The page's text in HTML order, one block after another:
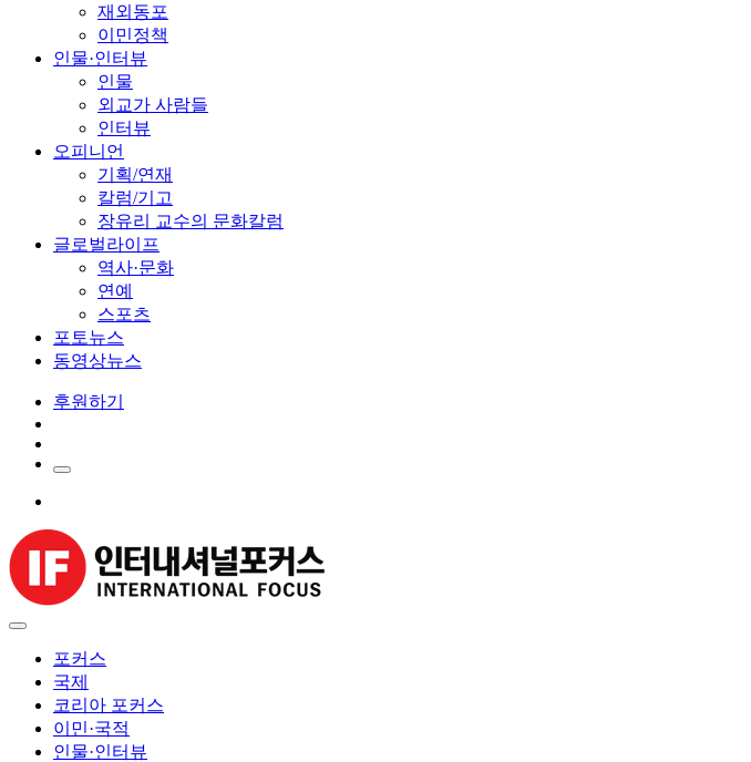
재외동포
이민정책
인물·인터뷰
인물
외교가 사람들
인터뷰
오피니언
기획/연재
칼럼/기고
장유리 교수의 문화칼럼
글로벌라이프
역사·문화
연예
스포츠
포토뉴스
동영상뉴스
후원하기
포커스
국제
코리아 포커스
이민·국적
인물·인터뷰